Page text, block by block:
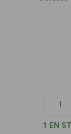
1 EN